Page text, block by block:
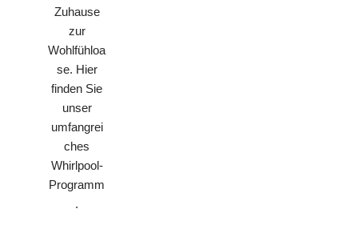
Zuhause
zur
Wohlfühloa
se. Hier
finden Sie
unser
umfangrei
ches
Whirlpool-
Programm
.